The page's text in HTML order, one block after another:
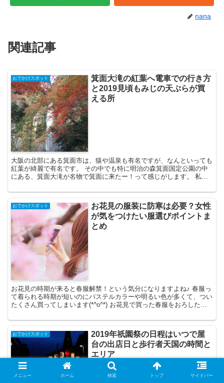
nana
関連記事
おでかけスポット
箕面大滝の紅葉へ電車での行き方
と2019見頃もみじの天ぷらが買
える所
大阪の北部にある箕面市は、猿や温泉も有名ですが、なんといっても
紅葉が綺麗で有名です。 その中でも特に明治の森箕面国定公園の中
にある、箕面大滝が名物で箕面に来たー！って感じがします。 私も
おでかけスポット
お花見の服装に防寒は必要？女性
が気をつけたい服選びポイントま
とめ
お花見の時期が来ると春服解禁！という気分になりますよね♪ 春服っ
て着られる時期が短いのにパステルカラーや明るい色が多くて、つい
たくさん買ってしまいます(*^o^*) お花見で買った春服をおろした
おでかけスポット
2019年祇園祭の日程はいつで屋
台の出店日と歩行者天国の時間と
エリア
メニュー ホーム 検索 トップ サイドバー